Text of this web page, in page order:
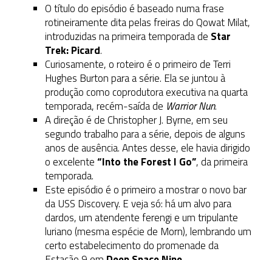
O título do episódio é baseado numa frase
rotineiramente dita pelas freiras do Qowat Milat,
introduzidas na primeira temporada de Star
Trek: Picard.
Curiosamente, o roteiro é o primeiro de Terri
Hughes Burton para a série. Ela se juntou à
produção como coprodutora executiva na quarta
temporada, recém-saída de Warrior Nun.
A direção é de Christopher J. Byrne, em seu
segundo trabalho para a série, depois de alguns
anos de ausência. Antes desse, ele havia dirigido
o excelente“Into the Forest I Go”, da primeira
temporada.
Este episódio é o primeiro a mostrar o novo bar
da USS Discovery. E veja só: há um alvo para
dardos, um atendente ferengi e um tripulante
luriano (mesma espécie de Morn), lembrando um
certo estabelecimento do promenade da